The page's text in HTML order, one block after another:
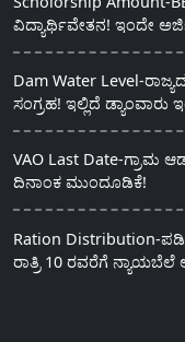
ವಿದ್ಯಾರ್ಥಿವೇತನ! ಇಂದೇ
Dam Water Level-
ಸಂಗ್ರಹ! ಇಲ್ಲಿದೆ
VAO Last Date-ಗ್ರಾಮ
ದಿನಾಂಕ ಮುಂದೂಡಿಕೆ!
Ration Distribution-
ರಾತ್ರಿ 10 ರವರೆಗೆ